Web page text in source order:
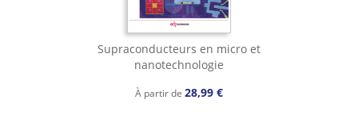
Supraconducteurs en micro et
nanotechnologie
À partir de 28,99 €